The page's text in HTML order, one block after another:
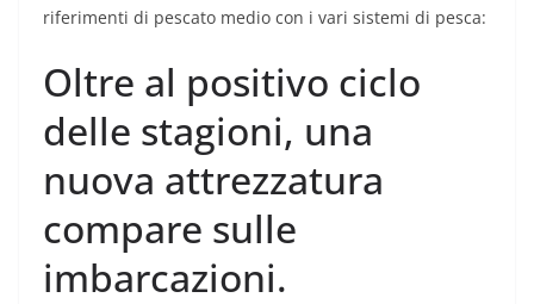
riferimenti di pescato medio con i vari sistemi di pesca:
Oltre al positivo ciclo
delle stagioni, una
nuova attrezzatura
compare sulle
imbarcazioni.